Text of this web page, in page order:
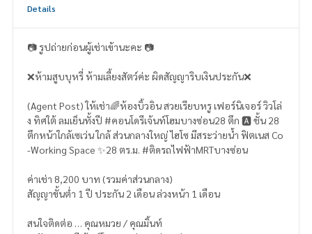
Details
📷 รูปถ่ายก่อนผู้เช่าเข้านะคะ 📷
❌ห้ามสูบบุหรี่ ห้ามเลี้ยงสัตว์ค่ะ ผิดสัญญาริบเงินประกัน❌
(Agent Post) ให้เช่า🌈ห้องบิ้วอิน สวยเรียบหรู เฟอร์นิเจอร์ วิวโล่
ง ทิศใต้ ลมเย็นทั้งปี #คอนโดรีเจ้นท์โฮมบางซ่อน28 ตึก 🅰️ ชั้น 28
ตึกหน้าใกล้เซเว่น ใกล้ ส่วนกลางใหญ่ ไฮโซ มีสระว่ายน้ำ ฟิตเนส Co
-Working Space ✨28 ตร.ม. #ติดรถไฟฟ้าMRTบางซ่อน
ค่าเช่า 8,200 บาท (รวมค่าส่วนกลาง)
สัญญาขั้นต่ำ 1 ปี ประกัน 2 เดือน ล่วงหน้า 1 เดือน
สนใจติดต่อ … คุณหมวย / คุณมิ้นท์